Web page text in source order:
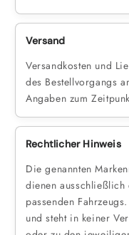
Versand
Versandkosten und
des Bestellvorgangs
Angaben zum
Rechtlicher Hinweis
Die genannten
dienen
passenden
und steht in keiner